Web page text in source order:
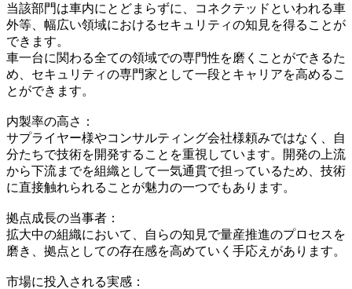
当該部門は車内にとどまらずに、コネクテッドといわれる車
外等、幅広い領域におけるセキュリティの知見を得ることが
できます。
車一台に関わる全ての領域での専門性を磨くことができるた
め、セキュリティの専門家として一段とキャリアを高めるこ
とができます。
内製率の高さ：
サプライヤー様やコンサルティング会社様頼みではなく、自
分たちで技術を開発することを重視しています。開発の上流
から下流までを組織として一気通貫で担っているため、技術
に直接触れられることが魅力の一つでもあります。
拠点成長の当事者：
拡大中の組織において、自らの知見で量産推進のプロセスを
磨き、拠点としての存在感を高めていく手応えがあります。
市場に投入される実感：